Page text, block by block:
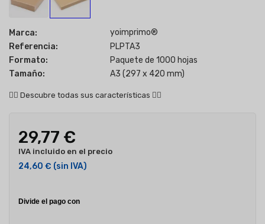
Marca:
yoimprimo®
Referencia:
PLPTA3
Formato:
Paquete de 1000 hojas
Tamaño:
A3 (297 x 420 mm)
👇🏻 Descubre todas sus características 👇🏻
29,77 €
24,60 € (sin IVA)
IVA incluido en el precio